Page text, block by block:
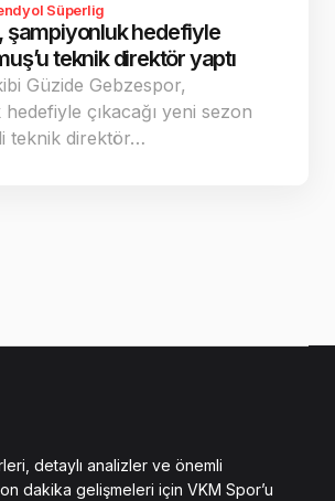
Süperlig
şampiyonluk hedefiyle
teknik direktör yaptı
Güzide Gebzespor,
çıkacağı yeni sezon
teknik direktör…
detaylı analizler ve önemli
dakika gelişmeleri için VKM Spor’u